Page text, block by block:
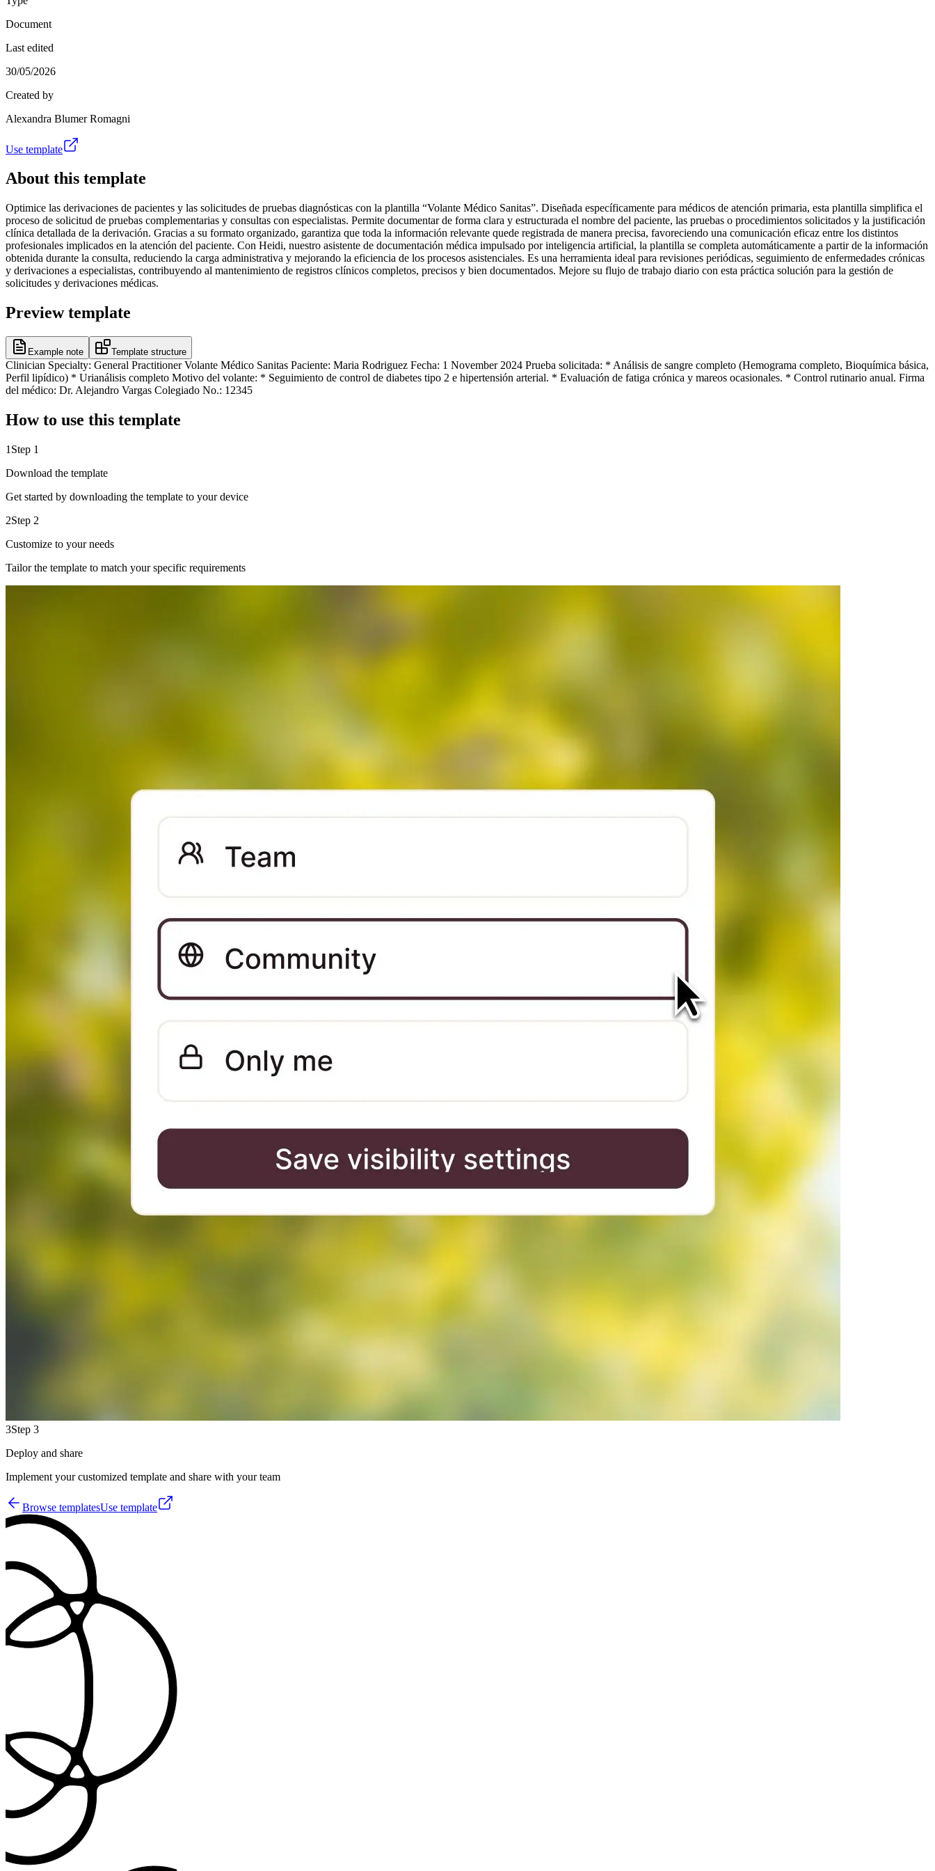
Document
Last edited
30/05/2026
Created by
Alexandra Blumer Romagni
Use template
About this template
Optimice las derivaciones de pacientes y las solicitudes de pruebas diagnósticas con la plantilla “Volante Médico Sanitas”. Diseñada específicamente para médicos de atención primaria, esta plantilla simplifica el
proceso de solicitud de pruebas complementarias y consultas con especialistas. Permite documentar de forma clara y estructurada el nombre del paciente, las pruebas o procedimientos solicitados y la justificación
clínica detallada de la derivación. Gracias a su formato organizado, garantiza que toda la información relevante quede registrada de manera precisa, favoreciendo una comunicación eficaz entre los distintos
profesionales implicados en la atención del paciente. Con Heidi, nuestro asistente de documentación médica impulsado por inteligencia artificial, la plantilla se completa automáticamente a partir de la información
obtenida durante la consulta, reduciendo la carga administrativa y mejorando la eficiencia de los procesos asistenciales. Es una herramienta ideal para revisiones periódicas, seguimiento de enfermedades crónicas
y derivaciones a especialistas, contribuyendo al mantenimiento de registros clínicos completos, precisos y bien documentados. Mejore su flujo de trabajo diario con esta práctica solución para la gestión de
solicitudes y derivaciones médicas.
Preview template
Example note Template structure
Clinician Specialty: General Practitioner Volante Médico Sanitas Paciente: Maria Rodriguez Fecha: 1 November 2024 Prueba solicitada: * Análisis de sangre completo (Hemograma completo, Bioquímica básica,
Perfil lipídico) * Urianálisis completo Motivo del volante: * Seguimiento de control de diabetes tipo 2 e hipertensión arterial. * Evaluación de fatiga crónica y mareos ocasionales. * Control rutinario anual. Firma
del médico: Dr. Alejandro Vargas Colegiado No.: 12345
How to use this template
1 Step 1
Download the template
Get started by downloading the template to your device
2Step 2
Customize to your needs
Tailor the template to match your specific requirements
3Step 3
Deploy and share
Implement your customized template and share with your team
Browse templatesUse template